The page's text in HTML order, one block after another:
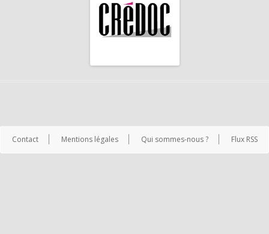
Contact Mentions légales Qui sommes-nous ? Flux RSS